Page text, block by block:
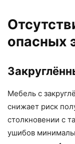
опасных
Мебель с
снижает риск
столкновении с
ушибов